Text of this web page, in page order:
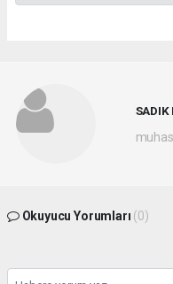
SADIK
Okuyucu Yorumları (0)